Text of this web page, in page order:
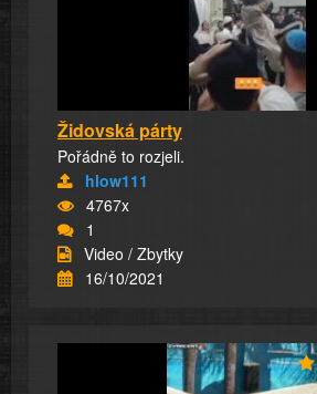
Židovská párty
Pořádně to rozjeli.
hlow111
4767x
1
Video / Zbytky
16/10/2021